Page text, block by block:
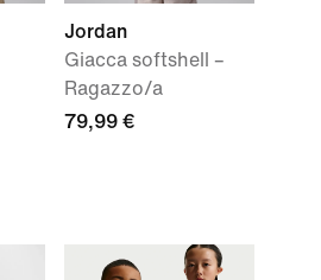
Jordan
Giacca softshell –
Ragazzo/a
79,99 €